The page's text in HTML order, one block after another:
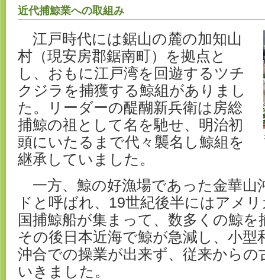
近代捕鯨業への取組み
江戸時代には鋸山の麓の加知山
村（現安房郡鋸南町）を拠点と
し、おもに江戸湾を回遊するツチ
クジラを捕獲する鯨組がありまし
た。リーダーの醍醐新兵衛は房総
捕鯨の祖として名を馳せ、明治初
頭にいたるまで代々襲名し鯨組を
継承していました。
一方、鯨の好漁場であった金華山
ドと呼ばれ、19世紀後半にはアメ
国捕鯨船が集まって、数多くの鯨
その後日本近海で鯨が急減し、小型
沖合での操業が出来ず、従来からの
いきました。